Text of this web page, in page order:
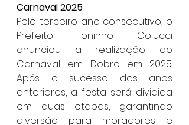
Carnaval 2025
Pelo terceiro ano consecutivo, o
Prefeito Toninho Colucci
anunciou a realização do
Carnaval em Dobro em 2025.
Após o sucesso dos anos
anteriores, a festa será dividida
em duas etapas, garantindo
diversão para moradores e